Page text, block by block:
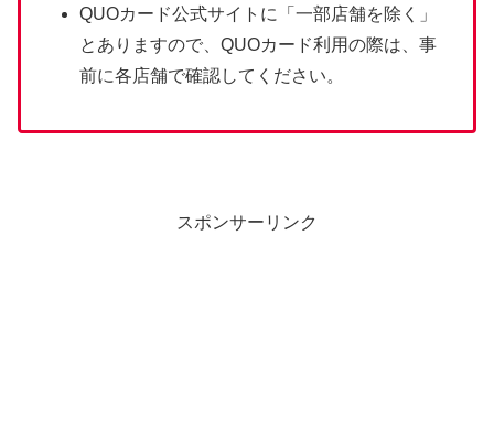
QUOカード公式サイトに「一部店舗を除く」
とありますので、QUOカード利用の際は、事
前に各店舗で確認してください。
スポンサーリンク